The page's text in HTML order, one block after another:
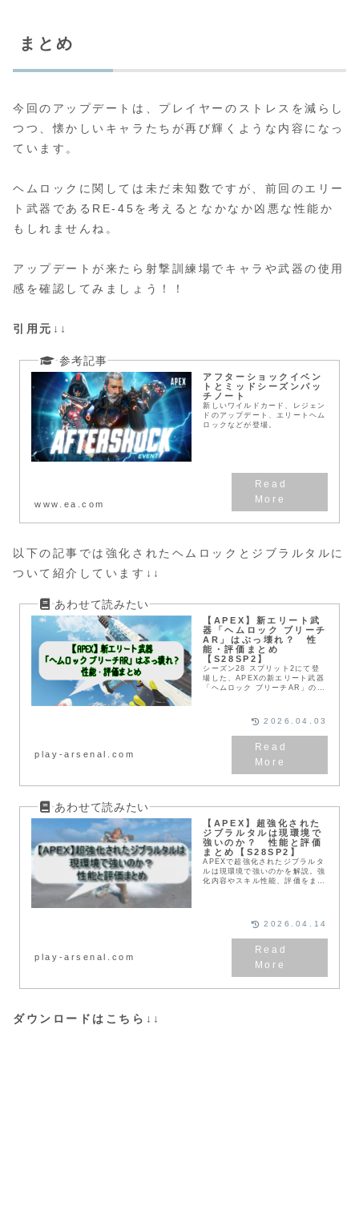
まとめ
今回のアップデートは、プレイヤーのストレスを減らし
つつ、懐かしいキャラたちが再び輝くような内容になっ
ています。
ヘムロックに関しては未だ未知数ですが、前回のエリー
ト武器であるRE-45を考えるとなかなか凶悪な性能か
もしれませんね。
アップデートが来たら射撃訓練場でキャラや武器の使用
感を確認してみましょう！！
引用元↓↓
アフターショックイベン
トとミッドシーズンパッ
チノート
新しいワイルドカード、レジェン
ドのアップデート、エリートヘム
ロックなどが登場。
www.ea.com
以下の記事では強化されたヘムロックとジブラルタルに
ついて紹介しています↓↓
【APEX】新エリート武
器「ヘムロック ブリーチ
AR」はぶっ壊れ？ 性
能・評価まとめ
【S28SP2】
シーズン28 スプリット2にて登
場した、APEXの新エリート武器
「ヘムロック ブリーチAR」の性
環境で強力なのかをわかりやすく
まとめました。
play-arsenal.com
2026.04.03
【APEX】超強化された
ジブラルタルは現環境で
強いのか？ 性能と評価
まとめ【S28SP2】
APEXで超強化されたジブラルタ
ルは現環境で強いのかを解説。強
化内容やスキル性能、評価をまと
play-arsenal.com
2026.04.14
ダウンロードはこちら↓↓